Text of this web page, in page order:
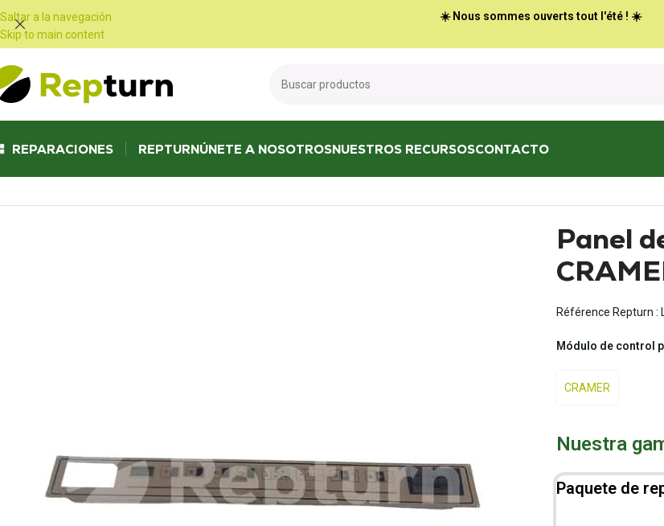
Saltar a la navegación
Skip to main content
☀️ Nous sommes ouverts tout l'été ! ☀️
REPARACIONES REPTURNÚNETE A NOSOTROSNUESTROS RECURSOSCONTACTO
Panel
Référence Repturn :
Módulo de control
CRAMER
Nuestra
Paquete de